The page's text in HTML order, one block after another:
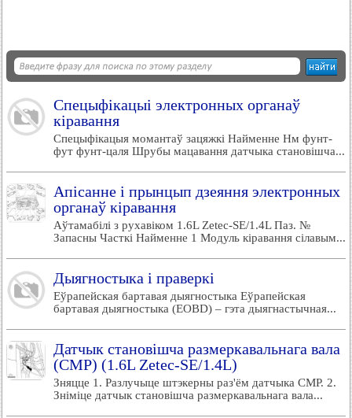
Спецыфікацыі электронных органаў
кіравання
Спецыфікацыя момантаў зацяжкі Найменне Нм фунт-
фут фунт-цаля Шрубы мацавання датчыка становішча...
Апісанне і прынцып дзеяння электронных
органаў кіравання
Аўтамабілі з рухавіком 1.6L Zetec-SE/1.4L Паз. №
Запасны Часткі Найменне 1 Модуль кіравання сілавым...
Дыягностыка і праверкі
Еўрапейская бартавая дыягностыка Еўрапейская
бартавая дыягностыка (EOBD) – гэта дыягнастычная...
Датчык становішча размеркавальнага вала
(СМР) (1.6L Zetec-SE/1.4L)
Зняцце 1. Разлучыце штэкерны раз'ём датчыка CMP. 2.
Зніміце датчык становішча размеркавальнага вала...